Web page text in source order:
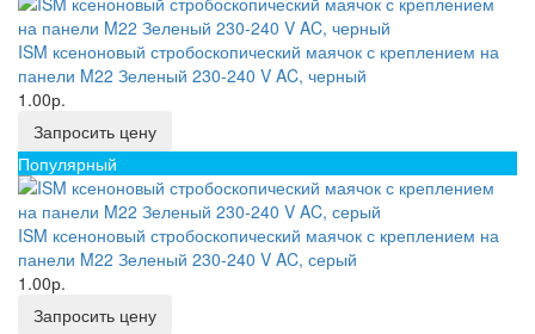
ISM ксеноновый стробоскопический маячок с креплением на
панели M22 Зеленый 230-240 V AC, черный
1.00р.
Запросить цену
Популярный
ISM ксеноновый стробоскопический маячок с креплением на
панели M22 Зеленый 230-240 V AC, серый
1.00р.
Запросить цену